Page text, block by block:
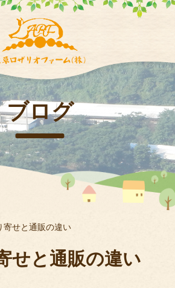
ブログ
寄せと通販の違い
せと通販の違い